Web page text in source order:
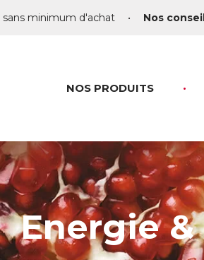
sans minimum d'achat • Nos
NOS PRODUITS
Energie